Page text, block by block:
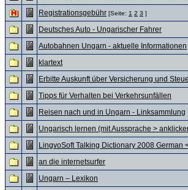
Registrationsgebühr [Seite: 1 2 3 ]
Deutsches Auto - Ungarischer Fahrer
Autobahnen Ungarn - aktuelle Informationen
klartext
Erbitte Auskunft über Versicherung und
Tipps für Verhalten bei Verkehrsunfällen
Reisen nach und in Ungarn - Linksammlung
Ungarisch lernen (mit Aussprache >
LingvoSoft Talking Dictionary 2008 German
an die internetsurfer
Ungarn – Lexikon